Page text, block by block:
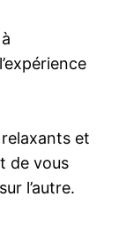
et
de vous
l’autre.